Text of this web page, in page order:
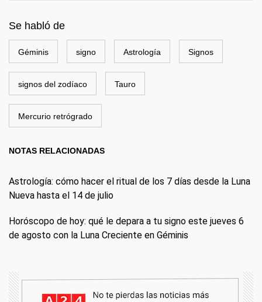
Se habló de
Géminis signo Astrología Signos
signos del zodíaco Tauro
Mercurio retrógrado
NOTAS RELACIONADAS
Astrología: cómo hacer el ritual de los 7 días desde la Luna
Nueva hasta el 14 de julio
Horóscopo de hoy: qué le depara a tu signo este jueves 6
de agosto con la Luna Creciente en Géminis